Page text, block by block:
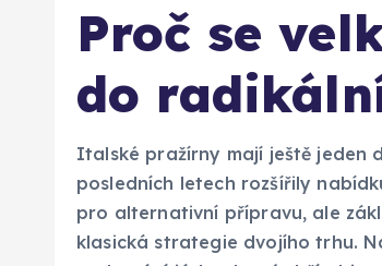
Proč se
do
Italské pražírny mají ještě jeden
posledních letech rozšířily
pro alternativní přípravu, ale
klasická strategie dvojího trhu.